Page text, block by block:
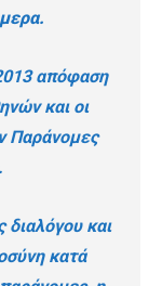
απόφαση
και οι
Παράνομες
διαλόγου και
κατά